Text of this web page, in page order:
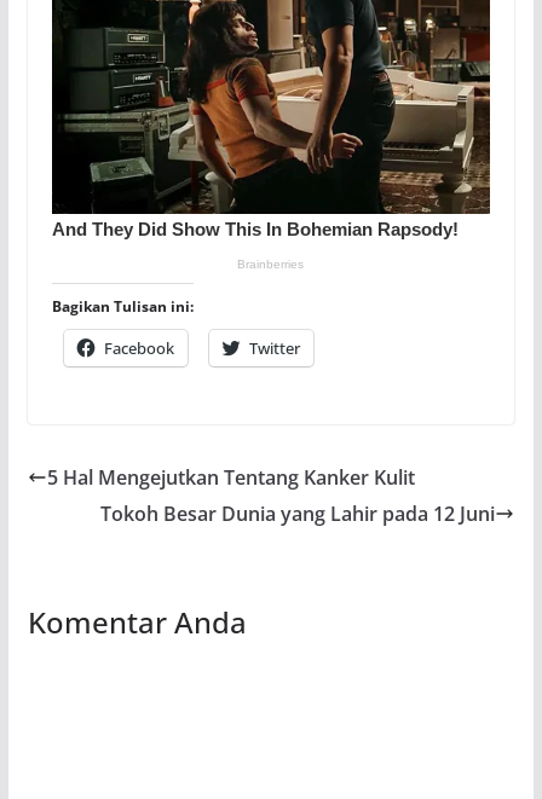
Bagikan Tulisan ini:
Facebook Twitter
5 Hal Mengejutkan Tentang Kanker Kulit
Tokoh Besar Dunia yang Lahir pada 12 Juni
Komentar Anda